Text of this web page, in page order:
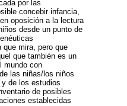
por las
concebir infancia,
oposición a la lectura
desde un punto de
mira, pero que
que también es un
mundo con
las niñas/los niños
de los estudios
de posibles
establecidas